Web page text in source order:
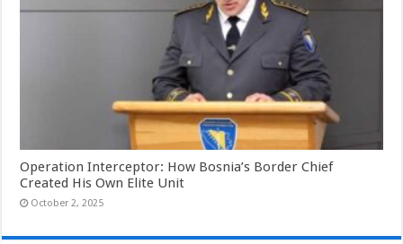
Operation Interceptor: How Bosnia’s Border Chief
Created His Own Elite Unit
October 2, 2025